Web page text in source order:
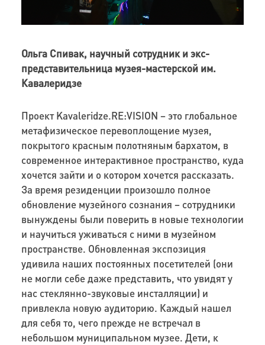
Ольга Спивак, научный сотрудник и экс-
представительница музея-мастерской им.
Кавалеридзе
Проект Kavaleridze.RE:VISION – это глобальное
метафизическое перевоплощение музея,
покрытого красным полотняным бархатом, в
современное интерактивное пространство, куда
хочется зайти и о котором хочется рассказать.
За время резиденции произошло полное
обновление музейного сознания – сотрудники
вынуждены были поверить в новые технологии
и научиться уживаться с ними в музейном
пространстве. Обновленная экспозиция
удивила наших постоянных посетителей (они
не могли себе даже представить, что увидят у
нас стеклянно-звуковые инсталляции) и
привлекла новую аудиторию. Каждый нашел
для себя то, чего прежде не встречал в
небольшом муниципальном музее. Дети, к